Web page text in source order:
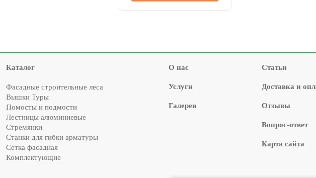
Каталог
Фасадные строительные леса
Вышки Туры
Помосты и подмости
Лестницы алюминиевые
Стремянки
Cтанки для гибки арматуры
Сетка фасадная
Комплектующие
О нас
Услуги
Галерея
Статьи
Доставка и
Отзывы
Вопрос-ответ
Карта сайта